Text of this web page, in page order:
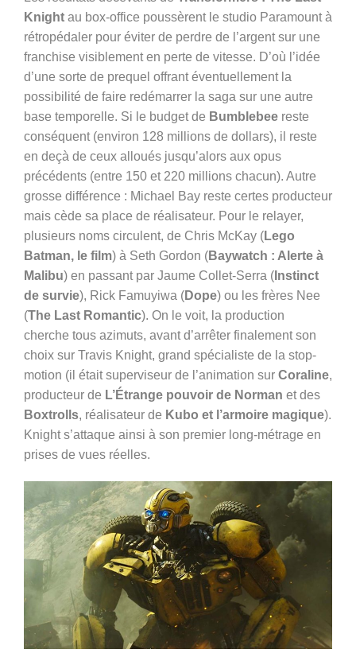
Knight au box-office poussèrent le studio Paramount à
rétropédaler pour éviter de perdre de l’argent sur une
franchise visiblement en perte de vitesse. D’où l’idée
d’une sorte de prequel offrant éventuellement la
possibilité de faire redémarrer la saga sur une autre
base temporelle. Si le budget de Bumblebee reste
conséquent (environ 128 millions de dollars), il reste
en deçà de ceux alloués jusqu’alors aux opus
précédents (entre 150 et 220 millions chacun). Autre
grosse différence : Michael Bay reste certes producteur
mais cède sa place de réalisateur. Pour le relayer,
plusieurs noms circulent, de Chris McKay (Lego
Batman, le film) à Seth Gordon (Baywatch : Alerte à
Malibu) en passant par Jaume Collet-Serra ( Instinct
de survie), Rick Famuyiwa (Dope) ou les frères Nee
(The Last Romantic). On le voit, la production
cherche tous azimuts, avant d’arrêter finalement son
choix sur Travis Knight, grand spécialiste de la stop-
motion (il était superviseur de l’animation sur Coraline,
producteur de L’Étrange pouvoir de Norman et des
Boxtrolls, réalisateur de Kubo et l’armoire magique).
Knight s’attaque ainsi à son premier long-métrage en
prises de vues réelles.